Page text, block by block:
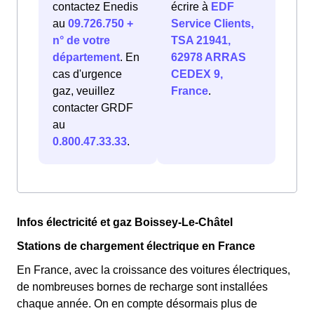
contactez Enedis
au 09.726.750 +
n° de votre
département. En
cas d'urgence
gaz, veuillez
contacter GRDF
au
0.800.47.33.33.
écrire à EDF
Service Clients,
TSA 21941,
62978 ARRAS
CEDEX 9,
France.
Infos électricité et gaz Boissey-Le-Châtel
Stations de chargement électrique en France
En France, avec la croissance des voitures électriques,
de nombreuses bornes de recharge sont installées
chaque année. On en compte désormais plus de